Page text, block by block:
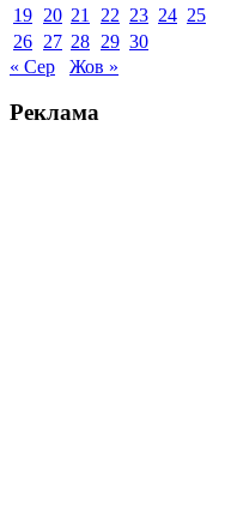
19 20 21 22 23 24 25
26 27 28 29 30
« Сер
Жов »
Реклама